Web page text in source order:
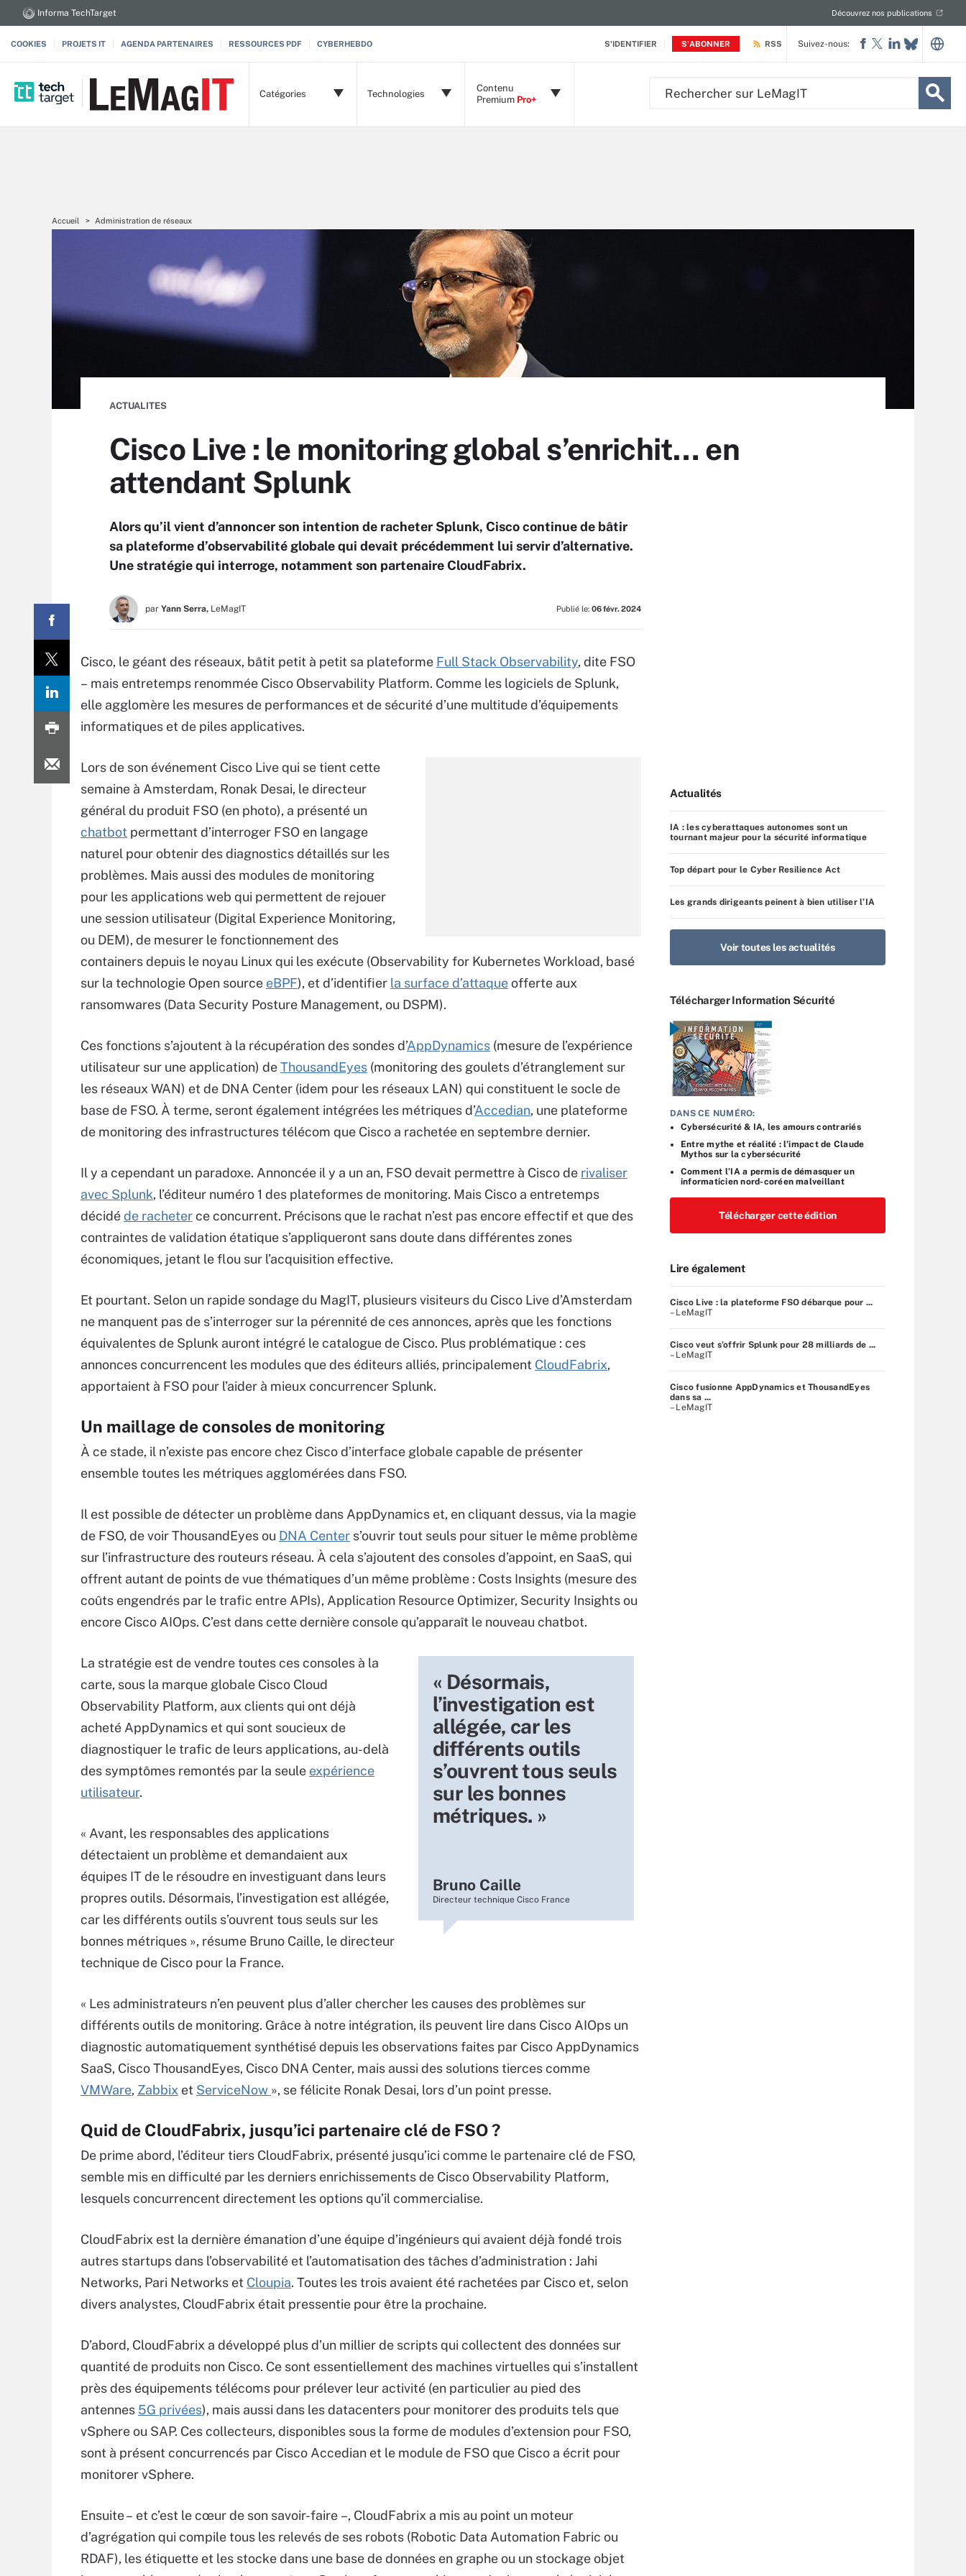
S'IDENTIFIER S'ABONNER
Informa TechTarget Découvrez nos publications
COOKIES PROJETS IT AGENDA PARTENAIRES RESSOURCES PDF CYBERHEBDO RSS
Catégories Technologies
Contenu
Premium Pro+
Suivez-nous:
Accueil Administration de réseaux
ACTUALITES
Cisco Live : le monitoring global s’enrichit… en
attendant Splunk
Alors qu’il vient d’annoncer son intention de racheter Splunk, Cisco continue de bâtir
sa plateforme d’observabilité globale qui devait précédemment lui servir d’alternative.
Une stratégie qui interroge, notamment son partenaire CloudFabrix.
par Yann Serra, LeMagIT Publié le: 06 févr. 2024
Cisco, le géant des réseaux, bâtit petit à petit sa plateforme Full Stack Observability, dite FSO
– mais entretemps renommée Cisco Observability Platform. Comme les logiciels de Splunk,
elle agglomère les mesures de performances et de sécurité d’une multitude d’équipements
informatiques et de piles applicatives.
Lors de son événement Cisco Live qui se tient cette
semaine à Amsterdam, Ronak Desai, le directeur
général du produit FSO (en photo), a présenté un
chatbot permettant d’interroger FSO en langage
naturel pour obtenir des diagnostics détaillés sur les
problèmes. Mais aussi des modules de monitoring
pour les applications web qui permettent de rejouer
une session utilisateur (Digital Experience Monitoring,
ou DEM), de mesurer le fonctionnement des
containers depuis le noyau Linux qui les exécute (Observability for Kubernetes Workload, basé
sur la technologie Open source eBPF), et d’identifier la surface d’attaqueofferte aux
ransomwares (Data Security Posture Management, ou DSPM).
Ces fonctions s’ajoutent à la récupération des sondes d’AppDynamics (mesure de l’expérience
utilisateur sur une application) deThousandEyes (monitoring des goulets d’étranglement sur
les réseaux WAN) et de DNA Center (idem pour les réseaux LAN) qui constituent le socle de
base de FSO. À terme, seront également intégrées les métriques d’Accedian, une plateforme
de monitoring des infrastructures télécom que Cisco a rachetée en septembre dernier.
Il y a cependant un paradoxe. Annoncée il y a un an, FSO devait permettre à Cisco de rivaliser
avec Splunk, l’éditeur numéro 1 des plateformes de monitoring. Mais Cisco a entretemps
décidéde racheterce concurrent. Précisons que le rachat n’est pas encore effectif et que des
contraintes de validation étatique s’appliqueront sans doute dans différentes zones
économiques, jetant le flou sur l’acquisition effective.
Et pourtant. Selon un rapide sondage du MagIT, plusieurs visiteurs du Cisco Live d’Amsterdam
ne manquent pas de s’interroger sur la pérennité de ces annonces, après que les fonctions
équivalentes de Splunk auront intégré le catalogue de Cisco. Plus problématique : ces
annonces concurrencent les modules que des éditeurs alliés, principalement CloudFabrix,
apportaient à FSO pour l’aider à mieux concurrencer Splunk.
Un maillage de consoles de monitoring
À ce stade, il n’existe pas encore chez Cisco d’interface globale capable de présenter
ensemble toutes les métriques agglomérées dans FSO.
Il est possible de détecter un problème dans AppDynamics et, en cliquant dessus, via la magie
de FSO, de voir ThousandEyes ou DNA Center s’ouvrir tout seuls pour situer le même problème
sur l’infrastructure des routeurs réseau. À cela s’ajoutent des consoles d’appoint, en SaaS, qui
offrent autant de points de vue thématiques d’un même problème : Costs Insights (mesure des
coûts engendrés par le trafic entre APIs), Application Resource Optimizer, Security Insights ou
encore Cisco AIOps. C’est dans cette dernière console qu’apparaît le nouveau chatbot.
« Désormais,
l’investigation est
allégée, car les
différents outils
s’ouvrent tous seuls
sur les bonnes
métriques. »
Bruno Caille
Directeur technique Cisco France
La stratégie est de vendre toutes ces consoles à la
carte, sous la marque globale Cisco Cloud
Observability Platform, aux clients qui ont déjà
acheté AppDynamics et qui sont soucieux de
diagnostiquer le trafic de leurs applications, au-delà
des symptômes remontés par la seule expérience
utilisateur.
« Avant, les responsables des applications
détectaient un problème et demandaient aux
équipes IT de le résoudre en investiguant dans leurs
propres outils. Désormais, l’investigation est allégée,
car les différents outils s’ouvrent tous seuls sur les
bonnes métriques », résume Bruno Caille, le directeur
technique de Cisco pour la France.
« Les administrateurs n’en peuvent plus d’aller chercher les causes des problèmes sur
différents outils de monitoring. Grâce à notre intégration, ils peuvent lire dans Cisco AIOps un
diagnostic automatiquement synthétisé depuis les observations faites par Cisco AppDynamics
SaaS, Cisco ThousandEyes, Cisco DNA Center, mais aussi des solutions tierces comme
VMWare, Zabbix et ServiceNow », se félicite Ronak Desai, lors d’un point presse.
Quid de CloudFabrix, jusqu’ici partenaire clé de FSO ?
De prime abord, l’éditeur tiers CloudFabrix, présenté jusqu’ici comme le partenaire clé de FSO,
semble mis en difficulté par les derniers enrichissements de Cisco Observability Platform,
lesquels concurrencent directement les options qu’il commercialise.
CloudFabrix est la dernière émanation d’une équipe d’ingénieurs qui avaient déjà fondé trois
autres startups dans l’observabilité et l’automatisation des tâches d’administration : Jahi
Networks, Pari Networks et Cloupia. Toutes les trois avaient été rachetées par Cisco et, selon
divers analystes, CloudFabrix était pressentie pour être la prochaine.
D’abord, CloudFabrix a développé plus d’un millier de scripts qui collectent des données sur
quantité de produits non Cisco. Ce sont essentiellement des machines virtuelles qui s’installent
près des équipements télécoms pour prélever leur activité (en particulier au pied des
antennes 5G privées), mais aussi dans les datacenters pour monitorer des produits tels que
vSphere ou SAP. Ces collecteurs, disponibles sous la forme de modules d’extension pour FSO,
sont à présent concurrencés par Cisco Accedian et le module de FSO que Cisco a écrit pour
monitorer vSphere.
Ensuite – et c’est le cœur de son savoir-faire –, CloudFabrix a mis au point un moteur
d’agrégation qui compile tous les relevés de ses robots (Robotic Data Automation Fabric ou
RDAF), les étiquette et les stocke dans une base de données en graphe ou un stockage objet
Actualités
IA : les cyberattaques autonomes sont un
tournant majeur pour la sécurité informatique
Top départ pour le Cyber Resilience Act
Les grands dirigeants peinent à bien utiliser l’IA
Voir toutes les actualités
Télécharger Information Sécurité
DANS CE NUMÉRO:
Cybersécurité & IA, les amours contrariés
Entre mythe et réalité : l’impact de Claude
Mythos sur la cybersécurité
Comment l’IA a permis de démasquer un
informaticien nord-coréen malveillant
Télécharger cette édition
Lire également
Cisco Live : la plateforme FSO débarque pour ...
– LeMagIT
Cisco veut s’offrir Splunk pour 28 milliards de ...
– LeMagIT
Cisco fusionne AppDynamics et ThousandEyes
dans sa ...
– LeMagIT